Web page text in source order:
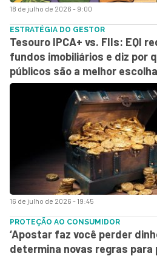
18 de julho de 2026 - 9:00
16 de julho de 2026 - 19:45
ESTRATÉGIA DO GESTOR
Tesouro IPCA+ vs. FIIs: EQI
fundos imobiliários e diz por
públicos são a melhor
PROTEÇÃO AO CONSUMIDOR
‘Apostar faz você perder
determina novas regras